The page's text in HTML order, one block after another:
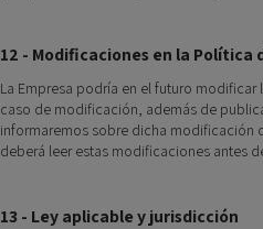
12 - Modificaciones en la Política
La Empresa podría en el futuro
caso de modificación, además de
informaremos sobre dicha modificación
deberá leer estas modificaciones antes
13 - Ley aplicable y jurisdicción